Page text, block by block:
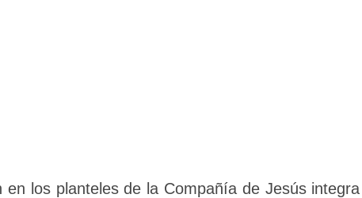
los planteles de la Compañía de Jesús